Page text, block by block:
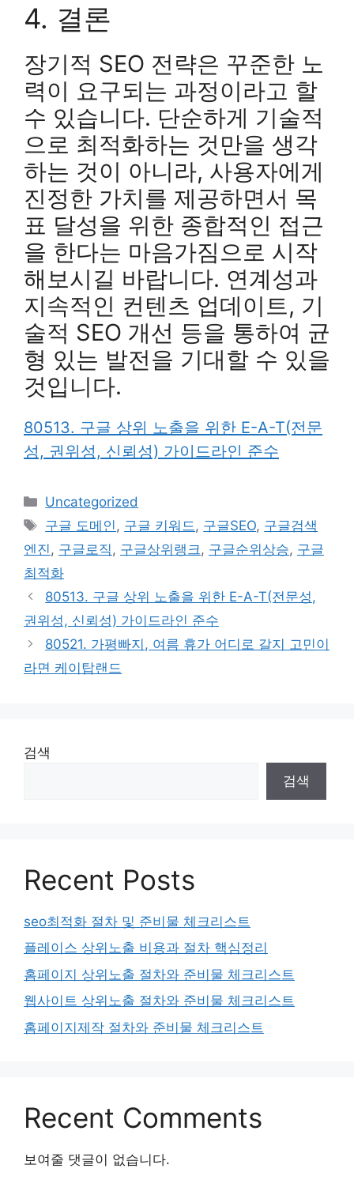
4. 결론
장기적 SEO 전략은 꾸준한 노
력이 요구되는 과정이라고 할
수 있습니다. 단순하게 기술적
으로 최적화하는 것만을 생각
하는 것이 아니라, 사용자에게
진정한 가치를 제공하면서 목
표 달성을 위한 종합적인 접근
을 한다는 마음가짐으로 시작
해보시길 바랍니다. 연계성과
지속적인 컨텐츠 업데이트, 기
술적 SEO 개선 등을 통하여 균
형 있는 발전을 기대할 수 있을
것입니다.
80513. 구글 상위 노출을 위한 E-A-T(전문
성, 권위성, 신뢰성) 가이드라인 준수
카
테
고
리
Uncategorized
태
그
구글 도메인 , 구글 키워드 , 구글SEO, 구글검색
엔진 , 구글로직 , 구글상위랭크 , 구글순위상승, 구글
최적화
80513. 구글 상위 노출을 위한 E-A-T(전문성,
권위성, 신뢰성) 가이드라인 준수
80521. 가평빠지, 여름 휴가 어디로 갈지 고민이
라면 케이탑랜드
검색
검색
Recent Posts
seo최적화 절차 및 준비물 체크리스트
플레이스 상위노출 비용과 절차 핵심정리
홈페이지 상위노출 절차와 준비물 체크리스트
웹사이트 상위노출 절차와 준비물 체크리스트
홈페이지제작 절차와 준비물 체크리스트
Recent Comments
보여줄 댓글이 없습니다.